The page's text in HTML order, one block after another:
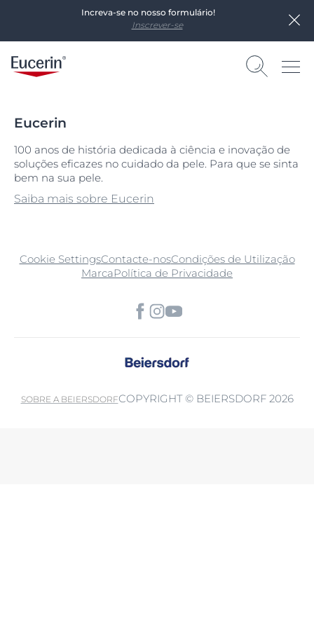
Increva-se no nosso formulário!
Inscrever-se
Eucerin
100 anos de história dedicada à ciência e inovação de
soluções eficazes no cuidado da pele. Para que se sinta
bem na sua pele.
Saiba mais sobre Eucerin
Cookie SettingsContacte-nosCondições de Utilização
MarcaPolítica de Privacidade
SOBRE A BEIERSDORFCOPYRIGHT © BEIERSDORF 2026